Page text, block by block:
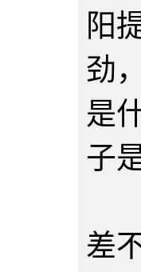
阳
劲
是
子
差